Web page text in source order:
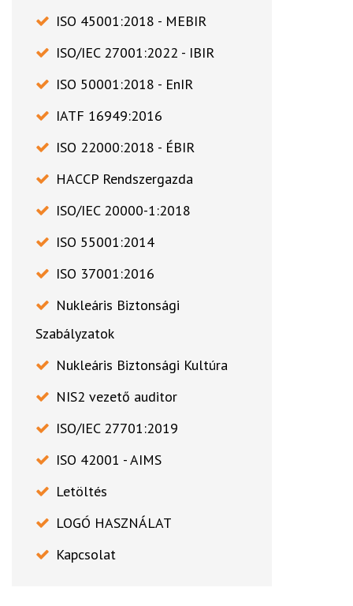
ISO 45001:2018 - MEBIR
ISO/IEC 27001:2022 - IBIR
ISO 50001:2018 - EnIR
IATF 16949:2016
ISO 22000:2018 - ÉBIR
HACCP Rendszergazda
ISO/IEC 20000-1:2018
ISO 55001:2014
ISO 37001:2016
Nukleáris Biztonsági
Szabályzatok
Nukleáris Biztonsági Kultúra
NIS2 vezető auditor
ISO/IEC 27701:2019
ISO 42001 - AIMS
Letöltés
LOGÓ HASZNÁLAT
Kapcsolat